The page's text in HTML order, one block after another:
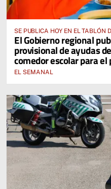
SE PUBLICA HOY EN EL TABLÓN
ELECTRÓNICA DE LA JUNTA DE
EDUCACIÓN DE CASTILLA-LA
El Gobierno regional
provisional de ayudas
comedor escolar para
EL SEMANAL